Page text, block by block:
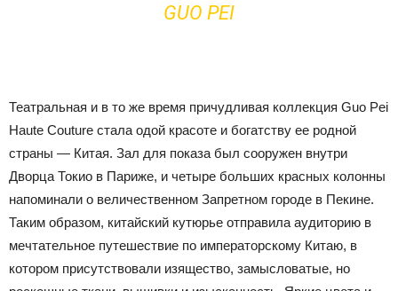
GUO PEI
Театральная и в то же время причудливая коллекция Guo Pei
Haute Couture стала одой красоте и богатству ее родной
страны — Китая. Зал для показа был сооружен внутри
Дворца Токио в Париже, и четыре больших красных колонны
напоминали о величественном Запретном городе в Пекине.
Таким образом, китайский кутюрье отправила аудиторию в
мечтательное путешествие по императорскому Китаю, в
котором присутствовали изящество, замысловатые, но